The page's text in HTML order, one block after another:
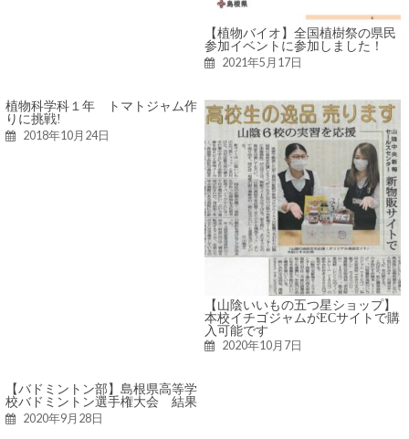
【植物バイオ】全国植樹祭の県民
参加イベントに参加しました！
2021年5月17日
植物科学科１年 トマトジャム作
りに挑戦!
2018年10月24日
【山陰いいもの五つ星ショップ】
本校イチゴジャムがECサイトで購
入可能です
2020年10月7日
【バドミントン部】島根県高等学
校バドミントン選手権大会 結果
2020年9月28日